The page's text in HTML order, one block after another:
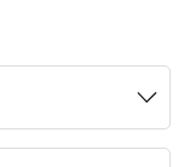
示